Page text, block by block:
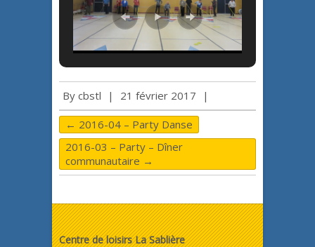
By cbstl | 21 février 2017 |
← 2016-04 – Party Danse
2016-03 – Party – Dîner
communautaire →
Centre de loisirs La Sablière